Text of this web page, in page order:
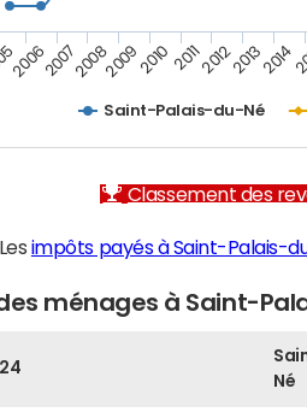
Saint-Palais-du-Né
20062007200820092010 2011201220132014
Classement des
impôts payés à Saint-Palais-
ménages à Saint-
Né